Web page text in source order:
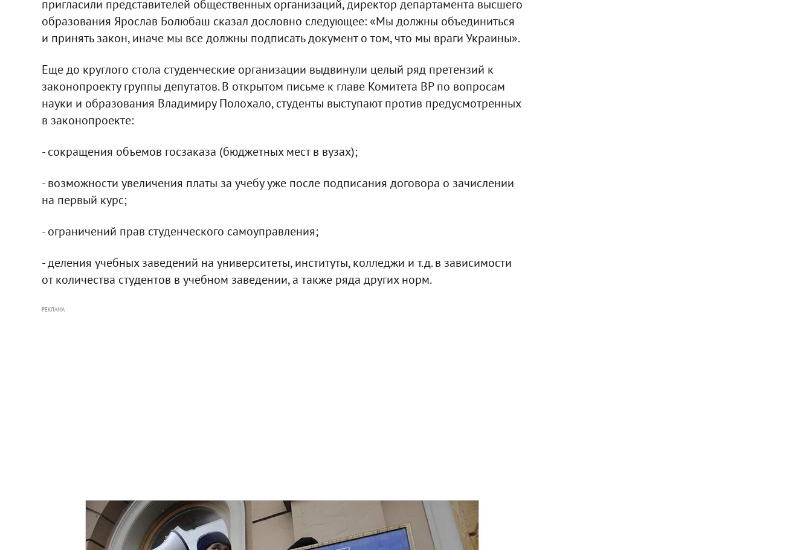
пригласили представителей общественных организаций, директор департамента высшего
образования Ярослав Болюбаш сказал дословно следующее: «Мы должны объединиться
и принять закон, иначе мы все должны подписать документ о том, что мы враги Украины».
Еще до круглого стола студенческие организации выдвинули целый ряд претензий к
законопроекту группы депутатов. В открытом письме к главе Комитета ВР по вопросам
науки и образования Владимиру Полохало, студенты выступают против предусмотренных
в законопроекте:
- сокращения объемов госзаказа (бюджетных мест в вузах);
- возможности увеличения платы за учебу уже после подписания договора о зачислении
на первый курс;
- ограничений прав студенческого самоуправления;
- деления учебных заведений на университеты, институты, колледжи и т.д. в зависимости
от количества студентов в учебном заведении, а также ряда других норм.
РЕКЛАМА